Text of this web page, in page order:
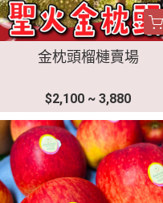
金枕頭榴槤賣場
$2,100 ~ 3,880